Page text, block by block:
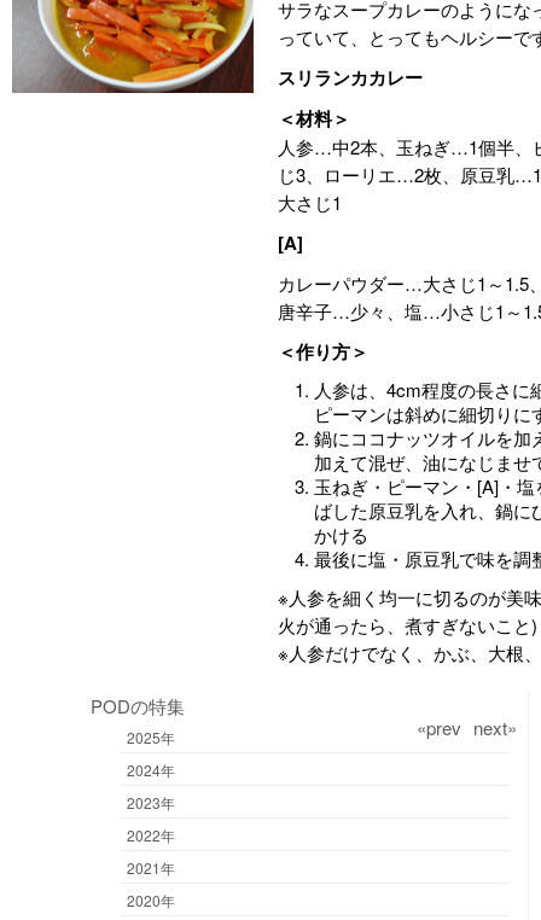
サラなスープカレーのように
っていて、とってもヘルシーで
スリランカカレー
＜材料＞
人参…中2本、玉ねぎ…1個半
じ3、ローリエ…2枚、原豆乳
大さじ1
[A]
カレーパウダー…大さじ1～1.5
唐辛子…少々、塩…小さじ1～
＜作り方＞
人参は、4cm程度の長さに
ピーマンは斜めに細切りに
鍋にココナッツオイルを加
加えて混ぜ、油になじませ
玉ねぎ・ピーマン・[A]・
ばした原豆乳を入れ、鍋
かける
最後に塩・原豆乳で味を調
※人参を細く均一に切るのが美
火が通ったら、煮すぎないこと)
※人参だけでなく、かぶ、大根
next»
«prev
PODの特集
2025年
2024年
2023年
2022年
2021年
2020年